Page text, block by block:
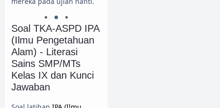
Soal TKA-ASPD IPA
(Ilmu Pengetahuan
Alam) - Literasi
Sains SMP/MTs
Kelas IX dan Kunci
Jawaban